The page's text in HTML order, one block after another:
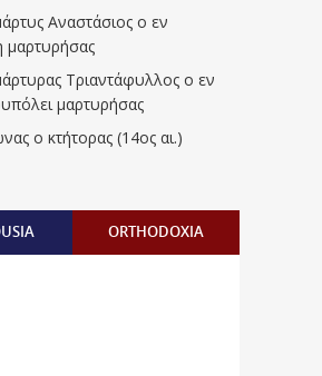
Αναστάσιος ο εν
μαρτυρήσας
Τριαντάφυλλος ο εν
μαρτυρήσας
ο κτήτορας (14ος αι.)
ORTHODOXIA